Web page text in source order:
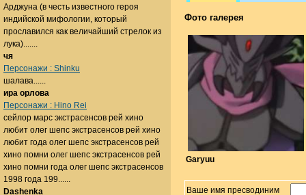
Фото галерея
Garyuu
Ваше имя пресводиним
Арджуна (в честь известного героя
индийской мифологии, который
прославился как величайший стрелок из
лука).......
чя
Персонажи : Shinku
шалава......
ира орлова
Персонажи : Hino Rei
сейлор марс экстрасенсов рей хино
любит олег шепс экстрасенсов рей хино
любит года олег шепс экстрасенсов рей
хино помни олег шепс экстрасенсов рей
хино помни года олег шепс экстрасенсов
1998 года 199......
Dashenka